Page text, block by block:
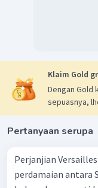
Klaim Gold
Dengan Gold
sepuasnya,
Pertanyaan serupa
Perjanjian
perdamaian antara